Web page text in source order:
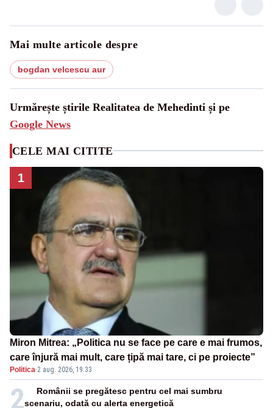
Mai multe articole despre
bogdan velcescu aur
Urmărește știrile Realitatea de Mehedinti și pe
Google News
CELE MAI CITITE
1
Miron Mitrea: „Politica nu se face pe care e mai frumos,
care înjură mai mult, care țipă mai tare, ci pe proiecte”
Politica·2 aug. 2026, 19:33
2
Românii se pregătesc pentru cel mai sumbru
scenariu, odată cu alerta energetică